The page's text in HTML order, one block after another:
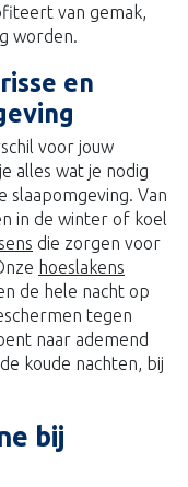
van gemak,
worden.
en
voor jouw
alles wat je nodig
Van
in de winter of koel
die zorgen voor
hoeslakens
de hele nacht op
tegen
naar ademend
koude nachten, bij
bij